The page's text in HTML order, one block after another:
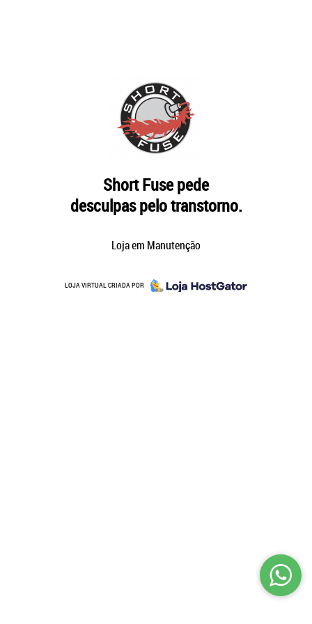
Short Fuse pede
desculpas pelo transtorno.
Loja em Manutenção
LOJA VIRTUAL CRIADA POR